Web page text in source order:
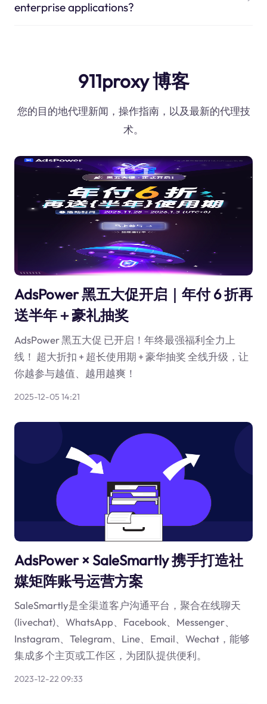
enterprise applications?
911proxy 博客
您的目的地代理新闻，操作指南，以及最新的代理技
术。
AdsPower 黑五大促开启｜年付 6 折再
送半年＋豪礼抽奖
AdsPower 黑五大促 已开启！年终最强福利全力上
线！ 超大折扣 + 超长使用期 + 豪华抽奖 全线升级，让
你越参与越值、越用越爽！
2025-12-05 14:21
AdsPower × SaleSmartly 携手打造社
媒矩阵账号运营方案
SaleSmartly是全渠道客户沟通平台，聚合在线聊天
(livechat)、WhatsApp、Facebook、Messenger、
Instagram、Telegram、Line、Email、Wechat，能够
集成多个主页或工作区，为团队提供便利。
2023-12-22 09:33